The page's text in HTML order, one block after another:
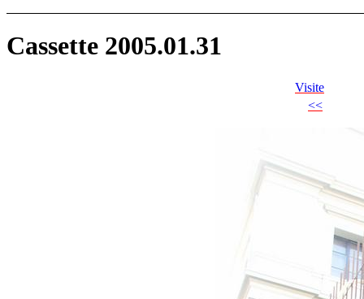
Cassette 2005.01.31
Visite
<<